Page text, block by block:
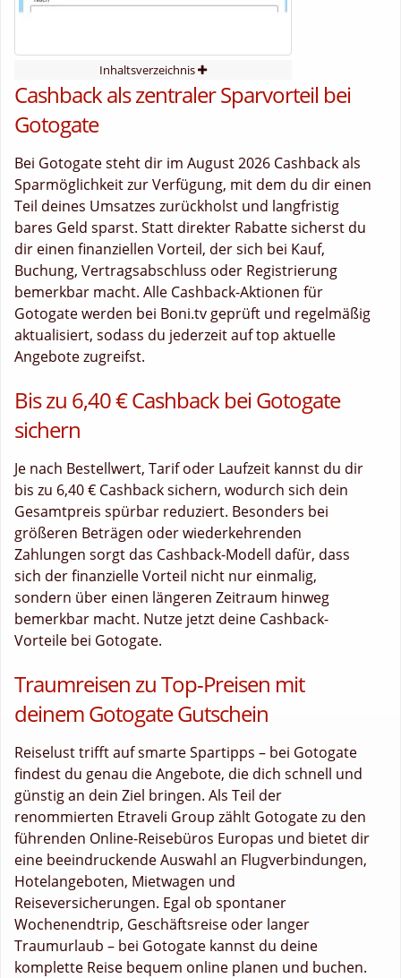
Inhaltsverzeichnis
Cashback als zentraler Sparvorteil bei
Gotogate
Bei Gotogate steht dir im August 2026 Cashback als
Sparmöglichkeit zur Verfügung, mit dem du dir einen
Teil deines Umsatzes zurückholst und langfristig
bares Geld sparst. Statt direkter Rabatte sicherst du
dir einen finanziellen Vorteil, der sich bei Kauf,
Buchung, Vertragsabschluss oder Registrierung
bemerkbar macht. Alle Cashback-Aktionen für
Gotogate werden bei Boni.tv geprüft und regelmäßig
aktualisiert, sodass du jederzeit auf top aktuelle
Angebote zugreifst.
Bis zu 6,40 € Cashback bei Gotogate
sichern
Je nach Bestellwert, Tarif oder Laufzeit kannst du dir
bis zu 6,40 € Cashback sichern, wodurch sich dein
Gesamtpreis spürbar reduziert. Besonders bei
größeren Beträgen oder wiederkehrenden
Zahlungen sorgt das Cashback-Modell dafür, dass
sich der finanzielle Vorteil nicht nur einmalig,
sondern über einen längeren Zeitraum hinweg
bemerkbar macht. Nutze jetzt deine Cashback-
Vorteile bei Gotogate.
Traumreisen zu Top-Preisen mit
deinem Gotogate Gutschein
Reiselust trifft auf smarte Spartipps – bei Gotogate
findest du genau die Angebote, die dich schnell und
günstig an dein Ziel bringen. Als Teil der
renommierten Etraveli Group zählt Gotogate zu den
führenden Online-Reisebüros Europas und bietet dir
eine beeindruckende Auswahl an Flugverbindungen,
Hotelangeboten, Mietwagen und
Reiseversicherungen. Egal ob spontaner
Wochenendtrip, Geschäftsreise oder langer
Traumurlaub – bei Gotogate kannst du deine
komplette Reise bequem online planen und buchen.